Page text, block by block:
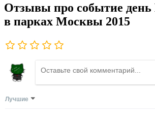
Отзывы про событие день
в парках Москвы 2015
Лучшие